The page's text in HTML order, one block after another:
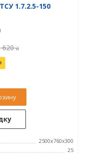
1.7.2.5-150
620
2500х760х300
25